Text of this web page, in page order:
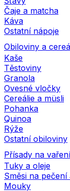
Čaje a matcha
Káva
Ostatní nápoje
Obiloviny a
Kaše
Těstoviny
Granola
Ovesné vločky
Cereálie a müsli
Pohanka
Quinoa
Rýže
Ostatní obiloviny
Přísady na vaření
Tuky a oleje
Směsi na pečení
Mouky